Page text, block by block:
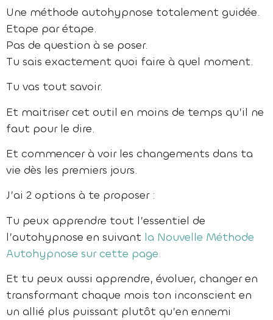
Une méthode autohypnose totalement guidée.
Etape par étape.
Pas de question à se poser.
Tu sais exactement quoi faire à quel moment.
Tu vas tout savoir.
Et maitriser cet outil en moins de temps qu’il ne
faut pour le dire.
Et commencer à voir les changements dans ta
vie dès les premiers jours.
J’ai 2 options à te proposer :
Tu peux apprendre tout l’essentiel de
l’autohypnose en suivant la Nouvelle Méthode
Autohypnose sur cette page.
Et tu peux aussi apprendre, évoluer, changer en
transformant chaque mois ton inconscient en
un allié plus puissant plutôt qu’en ennemi